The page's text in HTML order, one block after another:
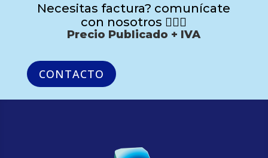
Necesitas factura? comunícate
con nosotros 🙋🏻‍♂️
Precio Publicado + IVA
CONTACTO